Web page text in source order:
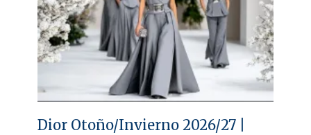
Dior Otoño/Invierno 2026/27 |